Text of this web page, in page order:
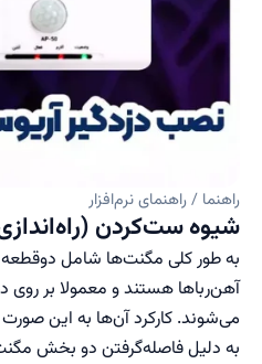
راهنما / راهنمای نرم‌افزار
شیوه ست‌کردن
به طور کلی مگنت‌ها شامل
آهن‌رباها هستند و معمولا بر روی
می‌شوند. کارکرد آن‌ها به این
به دلیل فاصله‌گرفتن دو بخش